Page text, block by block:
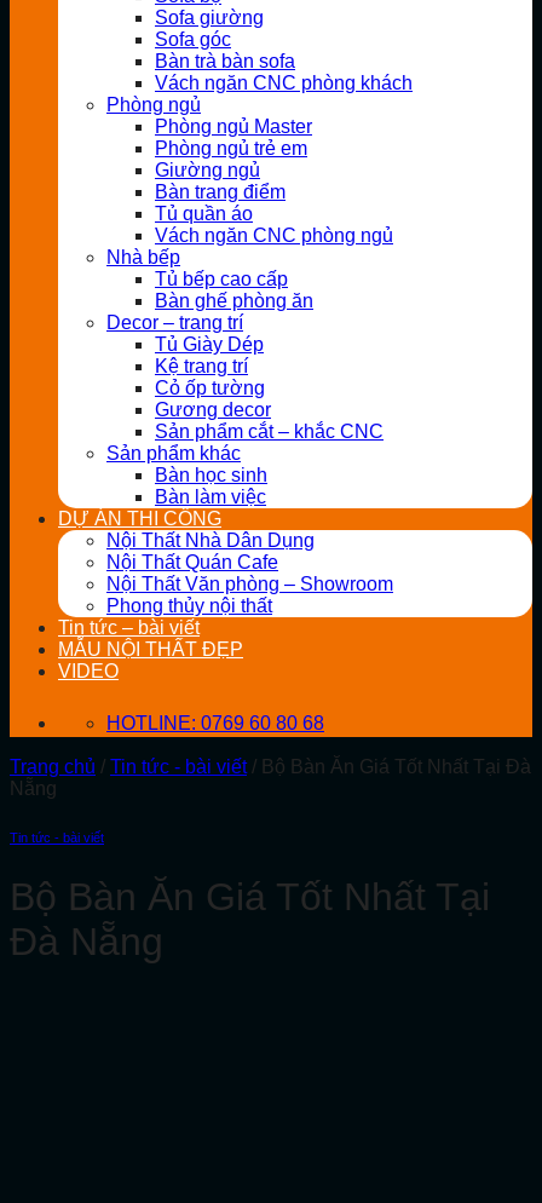
Sofa giường
Sofa góc
Bàn trà bàn sofa
Vách ngăn CNC phòng khách
Phòng ngủ
Phòng ngủ Master
Phòng ngủ trẻ em
Giường ngủ
Bàn trang điểm
Tủ quần áo
Vách ngăn CNC phòng ngủ
Nhà bếp
Tủ bếp cao cấp
Bàn ghế phòng ăn
Decor – trang trí
Tủ Giày Dép
Kệ trang trí
Cỏ ốp tường
Gương decor
Sản phẩm cắt – khắc CNC
Sản phẩm khác
Bàn học sinh
Bàn làm việc
DỰ ÁN THI CÔNG
Nội Thất Nhà Dân Dụng
Nội Thất Quán Cafe
Nội Thất Văn phòng – Showroom
Phong thủy nội thất
Tin tức – bài viết
MẪU NỘI THẤT ĐẸP
VIDEO
HOTLINE: 0769 60 80 68
Trang chủ / Tin tức - bài viết / Bộ Bàn Ăn Giá Tốt Nhất Tại Đà
Nẵng
Tin tức - bài viết
Bộ Bàn Ăn Giá Tốt Nhất Tại
Đà Nẵng